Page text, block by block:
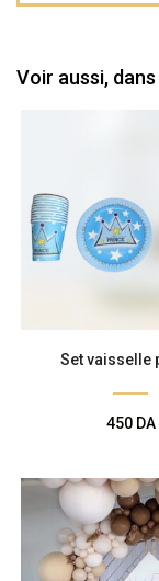
Voir aussi,
Set vaisselle
450 DA